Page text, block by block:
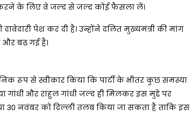
करने के लिए वे जल्द से जल्द कोई फैसला लें।
पेश कर दी है। उन्होंने दलित मुख्यमंत्री की मांग
बढ़ गई है।
रूप से स्वीकार किया कि पार्टी के भीतर कुछ समस्या
गांधी और राहुल गांधी जल्द ही मिलकर इस मुद्दे पर
30 नवंबर को दिल्ली तलब किया जा सकता है ताकि इस